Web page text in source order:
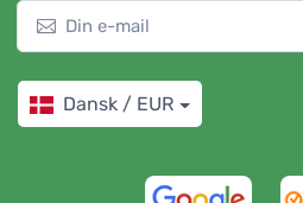
Dansk / EUR